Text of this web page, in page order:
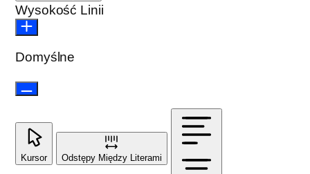
Wysokość Linii
Domyślne
Kursor Odstępy Między Literami